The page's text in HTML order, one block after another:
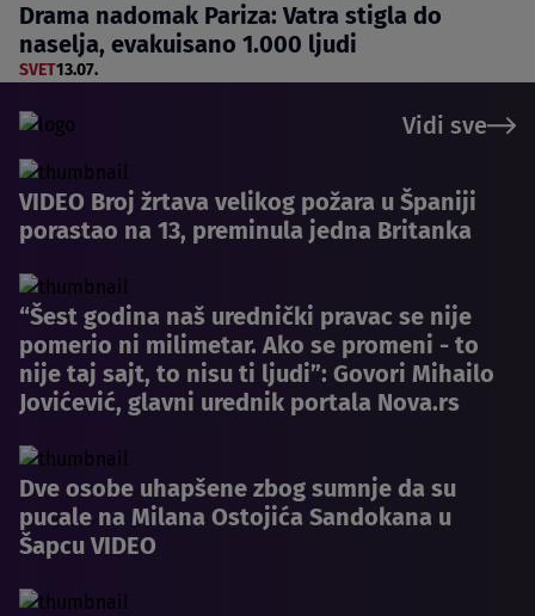
Drama nadomak Pariza: Vatra stigla do
naselja, evakuisano 1.000 ljudi
SVET13.07.
Vidi sve
VIDEO Broj žrtava velikog požara u Španiji
porastao na 13, preminula jedna Britanka
“Šest godina naš urednički pravac se nije
pomerio ni milimetar. Ako se promeni - to
nije taj sajt, to nisu ti ljudi”: Govori Mihailo
Jovićević, glavni urednik portala Nova.rs
Dve osobe uhapšene zbog sumnje da su
pucale na Milana Ostojića Sandokana u
Šapcu VIDEO